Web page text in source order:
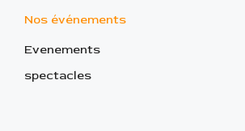
Nos événements
Evenements
spectacles